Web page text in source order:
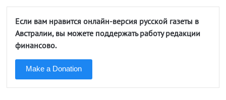
Если вам нравится онлайн-версия русской газеты в
Австралии, вы можете поддержать работу редакции
финансово.
Make a Donation